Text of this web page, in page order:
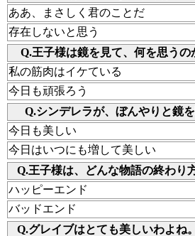
ああ、まさしく君のことだ
存在しないと思う
Q.王子様は鏡を見て、何を思うの
私の筋肉はイケている
今日も頑張ろう
Q.シンデレラが、ぼんやりと鏡
今日も美しい
今日はいつにも増して美しい
Q.王子様は、どんな物語の終わり
ハッピーエンド
バッドエンド
Q.グレイブはとても美しいわよね